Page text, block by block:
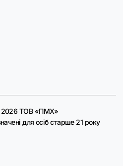
2026 ТОВ «ПМХ»
для осіб старше 21 року